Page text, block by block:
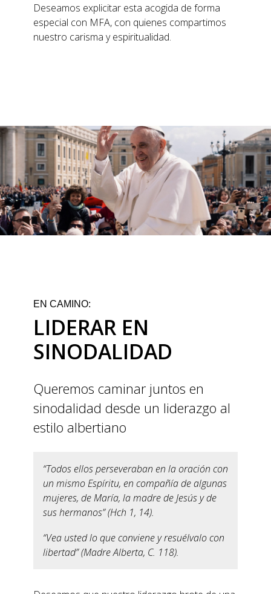
Deseamos explicitar esta acogida de forma
especial con MFA, con quienes compartimos
nuestro carisma y espiritualidad.
EN CAMINO:
LIDERAR EN
SINODALIDAD
Queremos caminar juntos en
sinodalidad desde un liderazgo al
estilo albertiano
“Todos ellos perseveraban en la oración con
un mismo Espíritu, en compañía de algunas
mujeres, de María, la madre de Jesús y de
sus hermanos” (Hch 1, 14).
“Vea usted lo que conviene y resuélvalo con
libertad” (Madre Alberta, C. 118).